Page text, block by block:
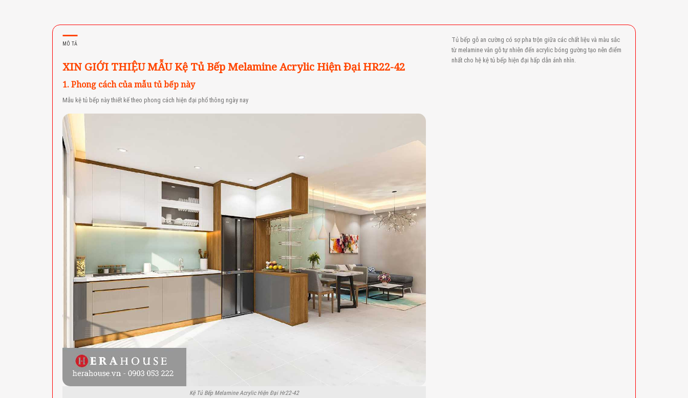
MÔ TẢ
XIN GIỚI THIỆU MẪU Kệ Tủ Bếp Melamine Acrylic Hiện Đại HR22-42
1. Phong cách của mẫu tủ bếp này
Mẫu kệ tủ bếp này thiết kế theo phong cách hiện đại phổ thông ngày nay
Kệ Tủ Bếp Melamine Acrylic Hiện Đại Hr22-42
Tủ bếp gỗ an cường có sợ pha trộn giữa các chất liệu và màu sắc
từ melamine vân gỗ tự nhiên đến acrylic bóng gường tạo nên điểm
nhất cho hệ kệ tủ bếp hiện đại hấp dẫn ánh nhìn.